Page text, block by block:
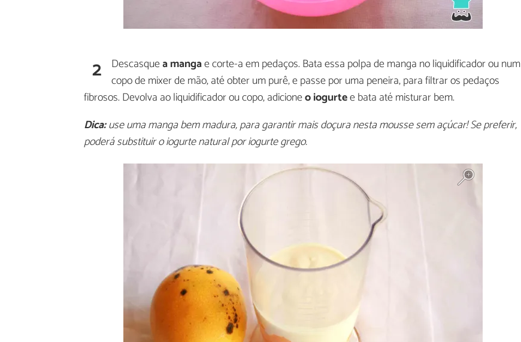
2 Descasquea mangae corte-a em pedaços. Bata essa polpa de manga no liquidificador ou num
copo de mixer de mão, até obter um purê, e passe por uma peneira, para filtrar os pedaços
fibrosos. Devolva ao liquidificador ou copo, adicioneo iogurtee bata até misturar bem.
Dica:use uma manga bem madura, para garantir mais doçura nesta mousse sem açúcar! Se preferir,
poderá substituir o iogurte natural por iogurte grego.